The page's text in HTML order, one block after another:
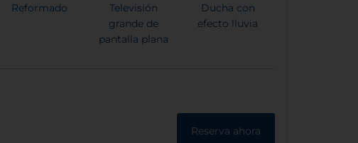
Reformado
Televisión
grande de
pantalla plana
Ducha con
efecto lluvia
Reserva ahora